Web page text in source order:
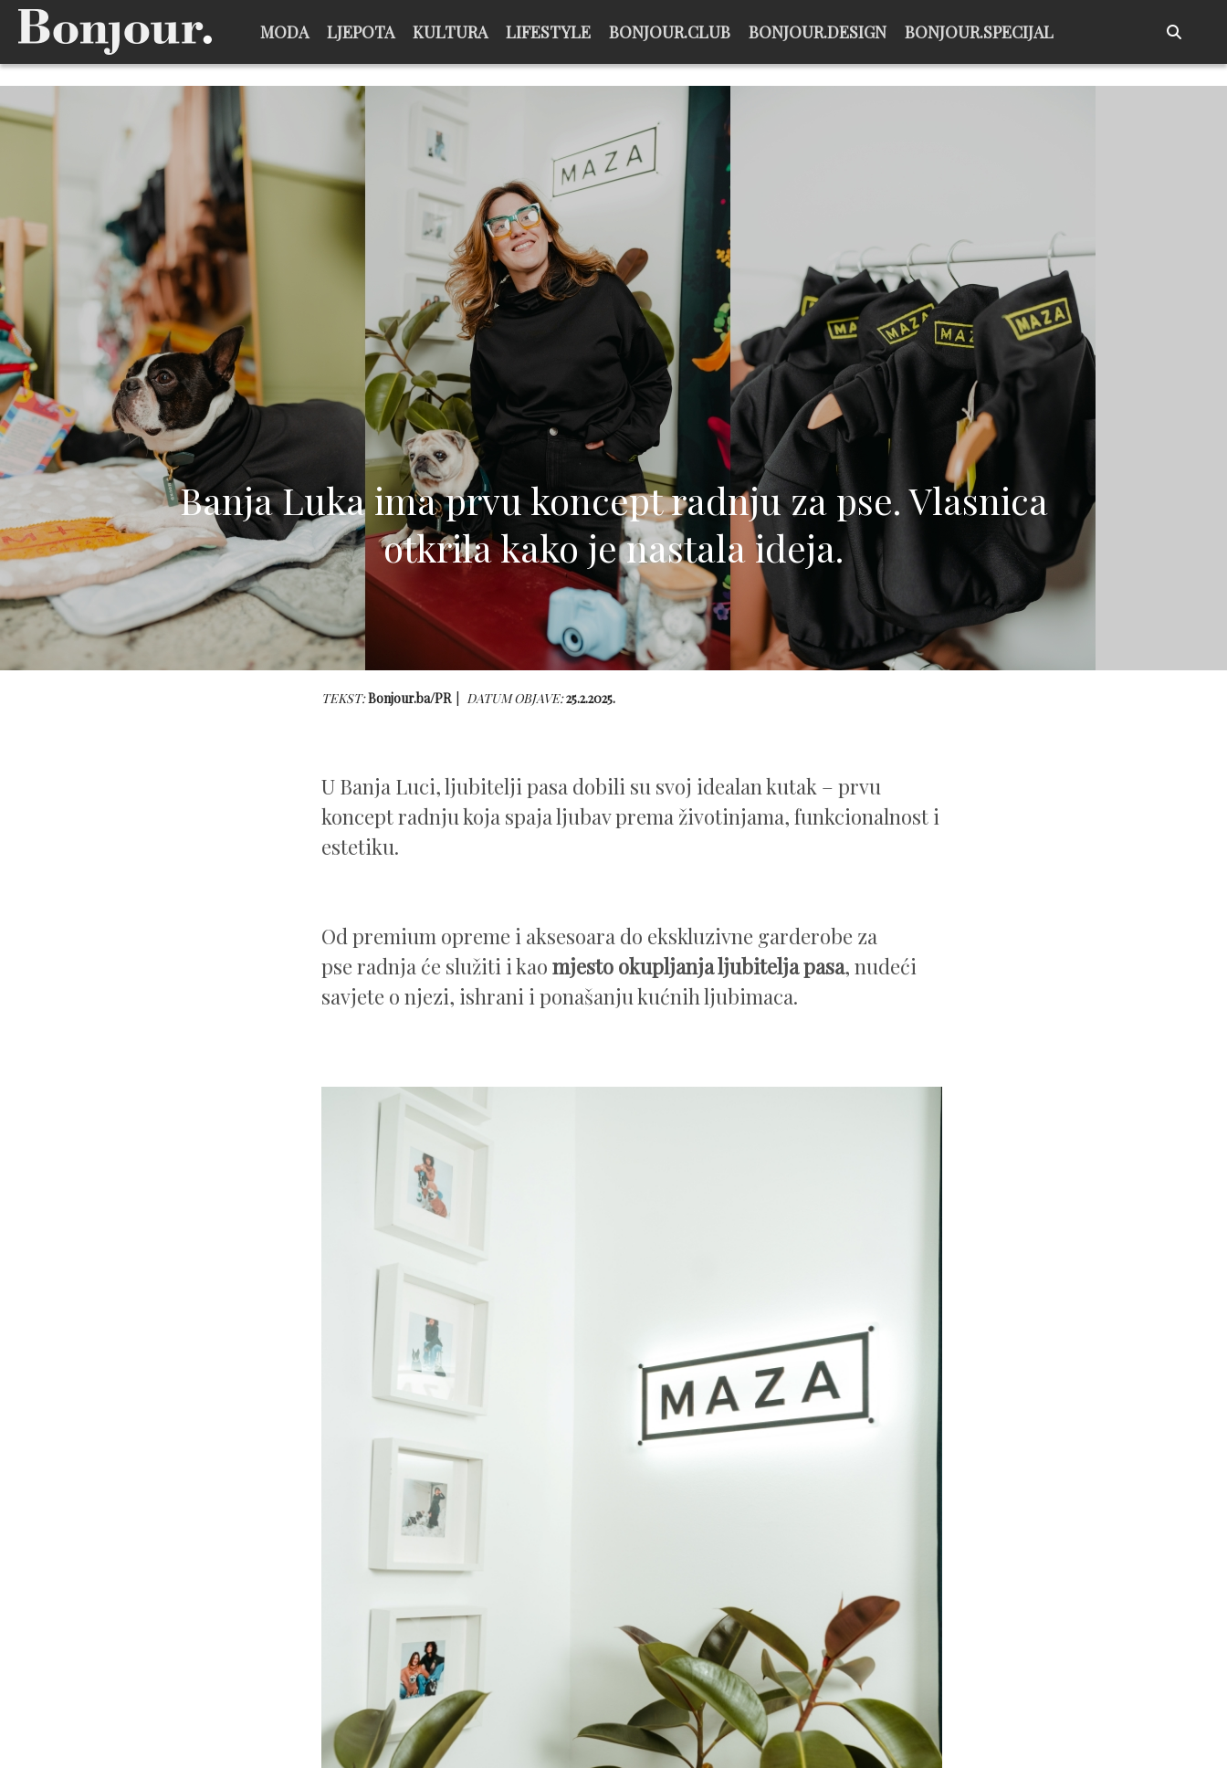
MODA LJEPOTA KULTURA LIFESTYLE BONJOUR.CLUB BONJOUR.DESIGN BONJOUR.SPECIJAL
Banja Luka ima prvu koncept radnju za pse. Vlasnica
otkrila kako je nastala ideja.
TEKST:Bonjour.ba/PR DATUM OBJAVE:25.2.2025.
U Banja Luci, ljubitelji pasa dobili su svoj idealan kutak – prvu
koncept radnju koja spaja ljubav prema životinjama, funkcionalnost i
estetiku.
Od premium opreme i aksesoara do ekskluzivne garderobe za
pse radnja će služiti i kao mjesto okupljanja ljubitelja pasa, nudeći
savjete o njezi, ishrani i ponašanju kućnih ljubimaca.